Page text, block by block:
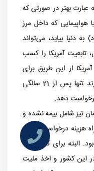
عبارت بهتر در صورتی که
که داخل مرز
دنیا بیاید، می‌تواند
آمریکا را کسب
از این طریق برای
والدین چندان مناسب نیست، زیرا فرزند تنها پس از 21 سالگی
دهد.
نیز شامل بیمه نشده و
هزینه درخواست ویزای
خواهد بود. البته برای کسانی که
این کشور و اخذ ملیت